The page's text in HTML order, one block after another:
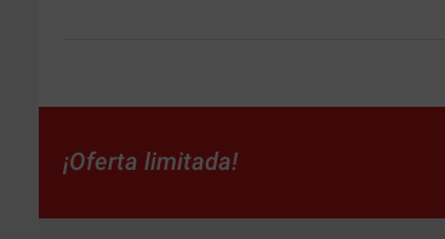
¡Oferta limitada!